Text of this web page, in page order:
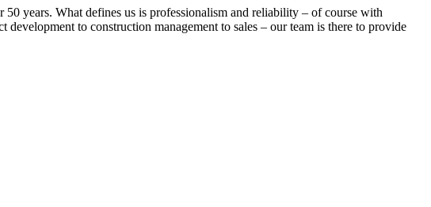
years. What defines us is professionalism and reliability – of course with
to construction management to sales – our team is there to provide